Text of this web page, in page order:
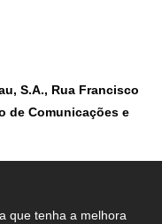
S.A., Rua Francisco
de Comunicações e
que tenha a melhora